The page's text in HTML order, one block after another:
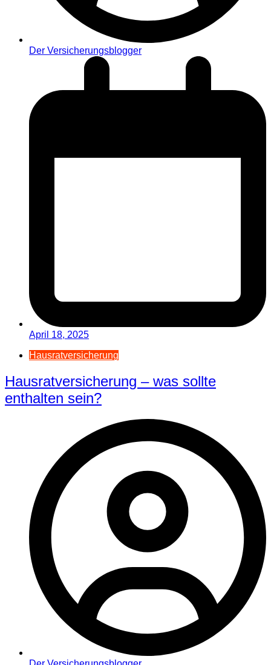
Der Versicherungsblogger
April 18, 2025
Hausratversicherung
Hausratversicherung – was sollte
enthalten sein?